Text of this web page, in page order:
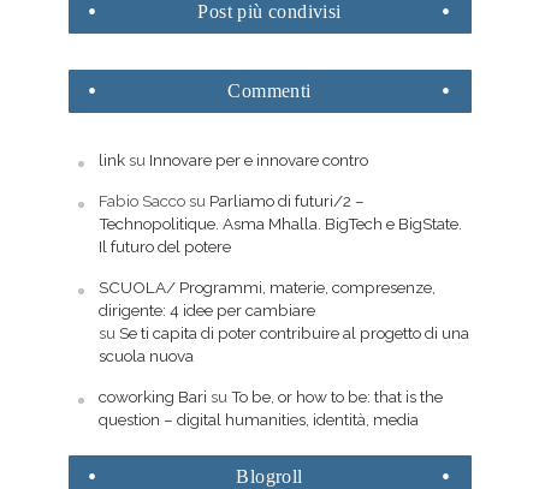
Post più condivisi
Commenti
linksu Innovare per e innovare contro
Fabio Saccosu Parliamo di futuri/2 –
Technopolitique. Asma Mhalla. BigTech e BigState.
Il futuro del potere
SCUOLA/ Programmi, materie, compresenze,
dirigente: 4 idee per cambiare
su Se ti capita di poter contribuire al progetto di una
scuola nuova
coworking Bari su To be, or how to be: that is the
question – digital humanities, identità, media
Blogroll